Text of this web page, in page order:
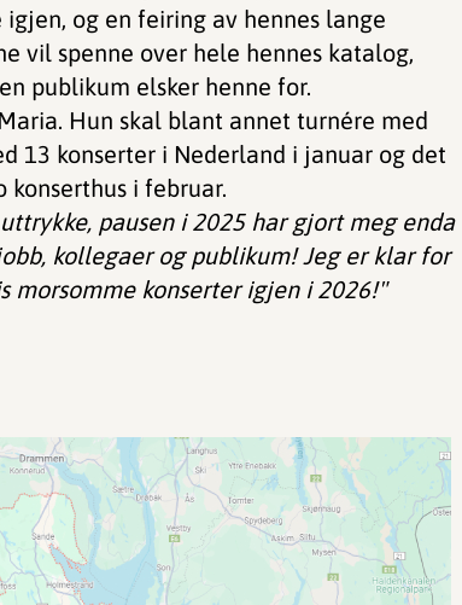
og en feiring av hennes lange
vil spenne over hele hennes katalog,
publikum elsker henne for.
Hun skal blant annet turnére med
13 konserter i Nederland i januar og det
i februar.
pausen i 2025 har gjort meg enda
kollegaer og publikum! Jeg er klar for
morsomme konserter igjen i 2026!"